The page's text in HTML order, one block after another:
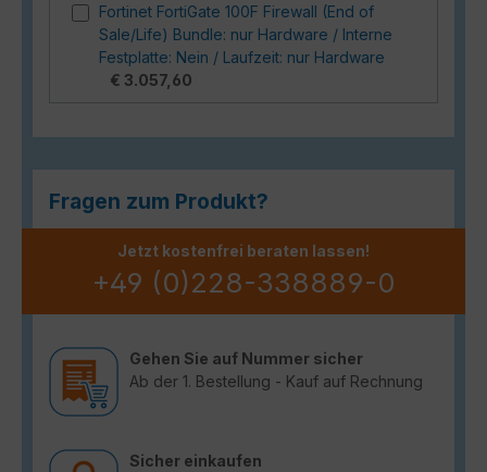
Fortinet FortiGate 100F Firewall (End of
Sale/Life) Bundle: nur Hardware / Interne
Festplatte: Nein / Laufzeit: nur Hardware
€ 3.057,60
Fragen zum Produkt?
Jetzt kostenfrei beraten lassen!
+49 (0)228-338889-0
Gehen Sie auf Nummer sicher
Ab der 1. Bestellung - Kauf auf Rechnung
Sicher einkaufen